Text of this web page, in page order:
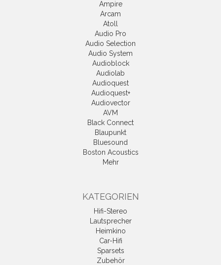
Ampire
Arcam
Atoll
Audio Pro
Audio Selection
Audio System
Audioblock
Audiolab
Audioquest
Audioquest+
Audiovector
AVM
Black Connect
Blaupunkt
Bluesound
Boston Acoustics
Mehr
KATEGORIEN
Hifi-Stereo
Lautsprecher
Heimkino
Car-Hifi
Sparsets
Zubehör